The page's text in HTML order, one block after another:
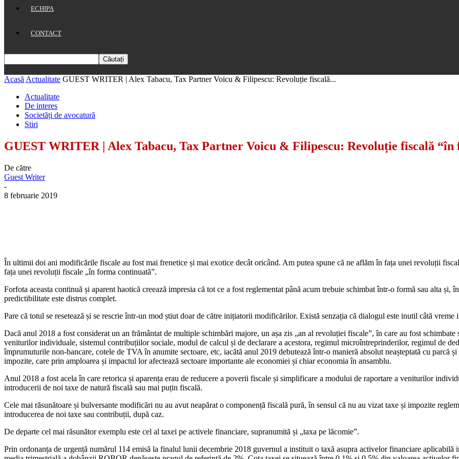
ECHIPA
CONTACT
Acasă Actualitate GUEST WRITER | Alex Tabacu, Tax Partner Voicu & Filipescu: Revoluție fiscală...
Actualitate
De interes
Societăți de avocatură
Stiri
GUEST WRITER | Alex Tabacu, Tax Partner Voicu & Filipescu: Revoluție fiscală “în
De către
Guest Writer
-
8 februarie 2019
În ultimii doi ani modificările fiscale au fost mai frenetice și mai exotice decât oricând. Am putea spune că ne aflăm în fața unei revoluții
fața unei revoluții fiscale „în forma continuată”.
Forfota aceasta continuă și aparent haotică creează impresia că tot ce a fost reglementat până acum trebuie schimbat într-o formă sau alta și,
predictibilitate este distrus complet.
Pare că totul se resetează și se rescrie într-un mod știut doar de către inițiatorii modificărilor. Există senzația că dialogul este inutil câtă
Dacă anul 2018 a fost considerat un an frământat de multiple schimbări majore, un așa zis „an al revoluției fiscale”, în care au fost
veniturilor individuale, sistemul contribuțiilor sociale, modul de calcul și de declarare a acestora, regimul microîntreprinderilor, regimul de
împrumuturile non-bancare, cotele de TVA în anumite sectoare, etc, iacătă anul 2019 debutează într-o manieră absolut neașteptată cu parcă
impozite, care prin amploarea și impactul lor afectează sectoare importante ale economiei și chiar economia în ansamblu.
Anul 2018 a fost acela în care retorica și aparența erau de reducere a poverii fiscale și simplificare a modului de raportare a veniturilor
introducerii de noi taxe de natură fiscală sau mai puțin fiscală.
Cele mai răsunătoare și bulversante modificări nu au avut neapărat o componență fiscală pură, în sensul că nu au vizat taxe și impozite
introducerea de noi taxe sau contribuții, după caz.
De departe cel mai răsunător exemplu este cel al taxei pe activele financiare, supranumită și „taxa pe lăcomie”.
Prin ordonanța de urgență numărul 114 emisă la finalul lunii decembrie 2018 guvernul a instituit o taxă asupra activelor financiare aplicabilă